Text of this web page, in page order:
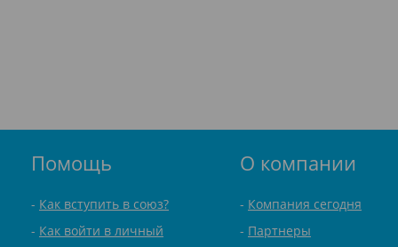
Помощь
Как вступить в союз?
Как войти в личный
О компании
Компания сегодня
Партнеры